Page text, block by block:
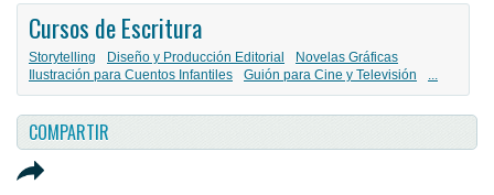
Cursos de Escritura
Storytelling Diseño y Producción Editorial
Novelas Gráficas
Ilustración para Cuentos Infantiles
Guión para Cine y Televisión ...
COMPARTIR